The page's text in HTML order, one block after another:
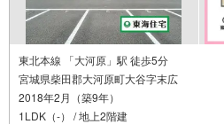
東北本線 「大河原」駅 徒歩5分
宮城県柴田郡大河原町大谷字末広
2018年2月（築9年）
1LDK（-） / 地上2階建